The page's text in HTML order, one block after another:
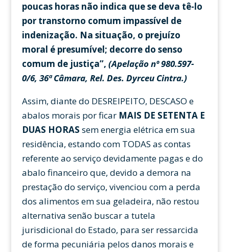
poucas horas não indica que se deva tê-lo
por transtorno comum impassível de
indenização. Na situação, o prejuízo
moral é presumível; decorre do senso
comum de justiça”, (Apelação nº 980.597-
0/6, 36ª Câmara, Rel. Des. Dyrceu Cintra.)
Assim, diante do DESREIPEITO, DESCASO e
abalos morais por ficar MAIS DE SETENTA E
DUAS HORAS sem energia elétrica em sua
residência, estando com TODAS as contas
referente ao serviço devidamente pagas e do
abalo financeiro que, devido a demora na
prestação do serviço, vivenciou com a perda
dos alimentos em sua geladeira, não restou
alternativa senão buscar a tutela
jurisdicional do Estado, para ser ressarcida
de forma pecuniária pelos danos morais e